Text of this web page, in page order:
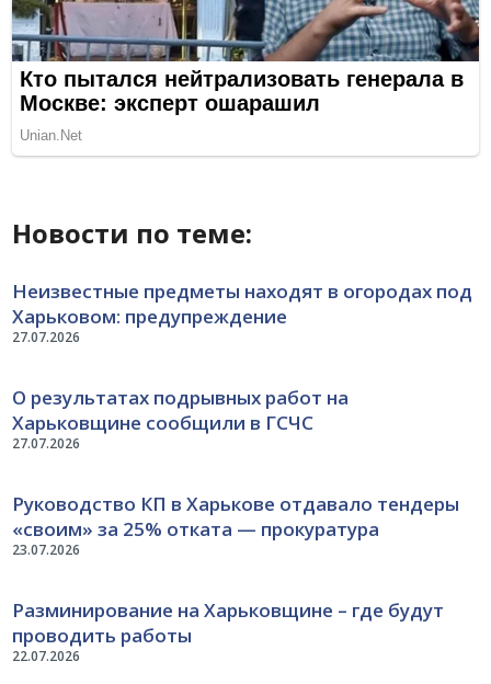
Новости по теме:
27.07.2026
Неизвестные предметы находят в огородах под
Харьковом: предупреждение
27.07.2026
О результатах подрывных работ на
Харьковщине сообщили в ГСЧС
23.07.2026
Руководство КП в Харькове отдавало тендеры
«своим» за 25% отката — прокуратура
22.07.2026
Разминирование на Харьковщине – где будут
проводить работы